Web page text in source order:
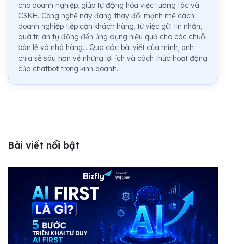
cho doanh nghiệp, giúp tự động hóa việc tương tác và
CSKH. Công nghệ này đang thay đổi mạnh mẽ cách
doanh nghiệp tiếp cận khách hàng, từ việc gửi tin nhắn,
quà tri ân tự động đến ứng dụng hiệu quả cho các chuỗi
bán lẻ và nhà hàng... Qua các bài viết của mình, anh
chia sẻ sâu hơn về những lợi ích và cách thức hoạt động
của chatbot trong kinh doanh.
Bài viết nổi bật